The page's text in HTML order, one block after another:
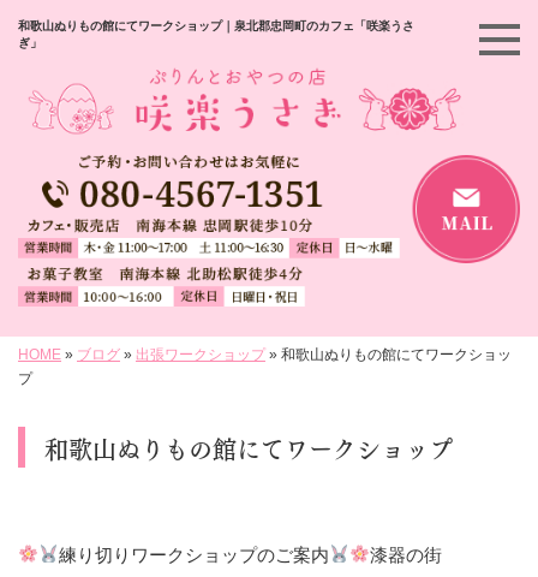
和歌山ぬりもの館にてワークショップ｜泉北郡忠岡町のカフェ「咲楽うさ
ぎ」
HOME » ブログ » 出張ワークショップ » 和歌山ぬりもの館にてワークショッ
プ
和歌山ぬりもの館にてワークショップ
練り切りワークショップのご案内 漆器の街